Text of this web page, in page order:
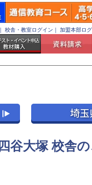
｜ 校舎・教室ログイン ｜ 加盟本部ロ
四谷大塚 校舎